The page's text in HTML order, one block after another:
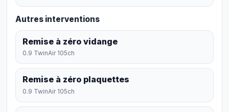
Autres interventions
Remise à zéro vidange
0.9 TwinAir 105ch
Remise à zéro plaquettes
0.9 TwinAir 105ch